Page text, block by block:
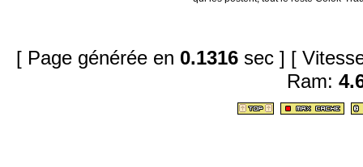
[ Page générée en 0.1316 sec ] [
Ram: